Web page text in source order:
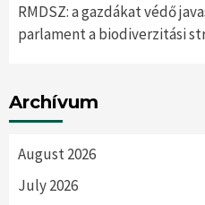
RMDSZ: a gazdákat védő
parlament a biodiverzitási
Archívum
August 2026
July 2026